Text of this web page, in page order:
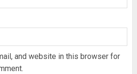
and website in this browser for